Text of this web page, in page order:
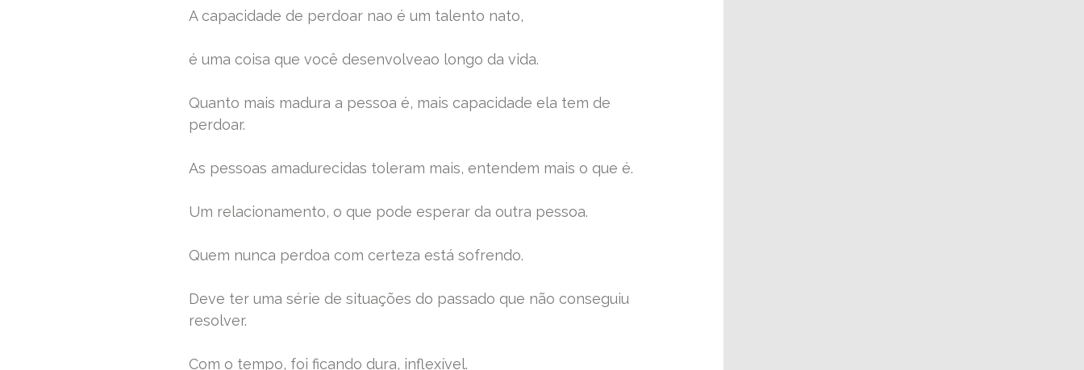
A capacidade de perdoar nao é um talento nato,
é uma coisa que você desenvolveao longo da vida.
Quanto mais madura a pessoa é, mais capacidade ela tem de
perdoar.
As pessoas amadurecidas toleram mais, entendem mais o que é.
Um relacionamento, o que pode esperar da outra pessoa.
Quem nunca perdoa com certeza está sofrendo.
Deve ter uma série de situações do passado que não conseguiu
resolver.
Com o tempo, foi ficando dura, inflexível.